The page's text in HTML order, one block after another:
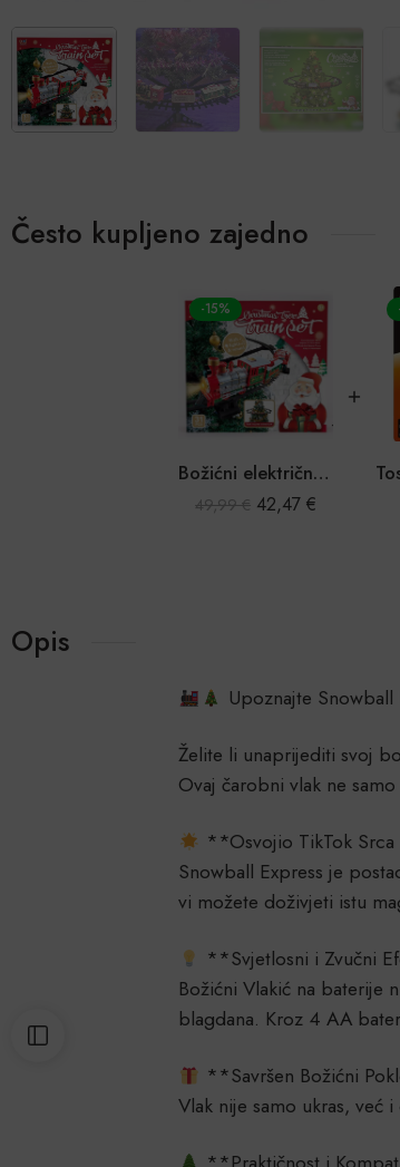
Često kupljeno zajedno
-15%
Božićni električni vlak za božićno drvce
49,99€ 42,47€
Opis
Upoznajte
Želite li unaprijediti svoj
Ovaj čarobni vlak ne
**Osvojio TikTok Srca
Snowball Express je
vi možete doživjeti istu
**Svjetlosni i Zvučni
Božićni Vlakić na baterije
blagdana. Kroz 4 AA
**Savršen Božićni
Vlak nije samo ukras,